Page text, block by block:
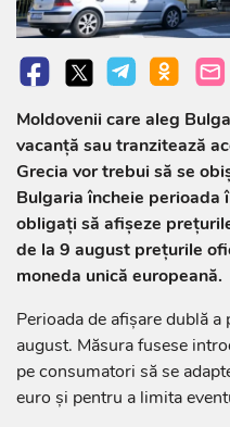
Moldovenii care aleg
vacanță sau tranzitează
Grecia vor trebui să se
Bulgaria încheie perioada
obligați să afișeze
de la 9 august prețurile
moneda unică europeană.
Perioada de afișare dublă
august. Măsura fusese
pe consumatori să se
euro și pentru a limita